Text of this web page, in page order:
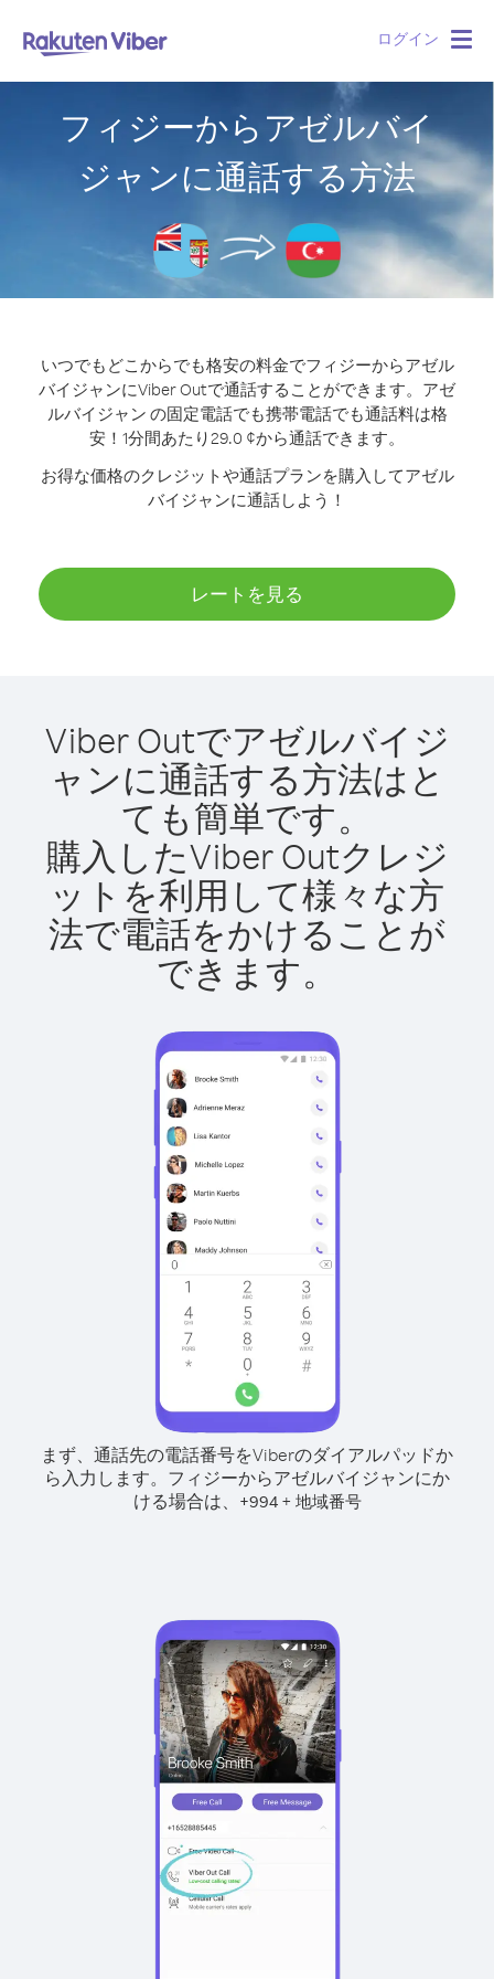
ログイン
フィジーからアゼルバイ
ジャンに通話する方法
いつでもどこからでも格安の料金でフィジーからアゼル
バイジャンにViber Outで通話することができます。 アゼ
ルバイジャン の固定電話でも携帯電話でも通話料は格
安！1分間あたり29.0 ¢から通話できます。
お得な価格のクレジットや通話プランを購入してアゼル
バイジャンに通話しよう！
レートを見る
Viber Outでアゼルバイジ
ャンに通話する方法はと
ても簡単です。
購入したViber Outクレジ
ットを利用して様々な方
法で電話をかけることが
できます。
まず、通話先の電話番号をViberのダイアルパッドか
ら入力します。 フィジーからアゼルバイジャンにか
ける場合は、
+994+ 地域番号